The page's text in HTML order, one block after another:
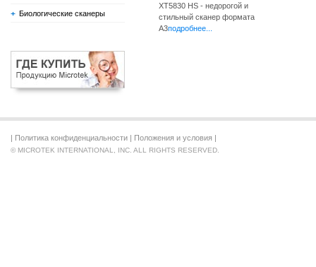
Биологические сканеры
XT5830 HS - недорогой и
стильный сканер формата
A3подробнее...
| Политика конфиденциальности | Положения и условия |
© MICROTEK INTERNATIONAL, INC. ALL RIGHTS RESERVED.